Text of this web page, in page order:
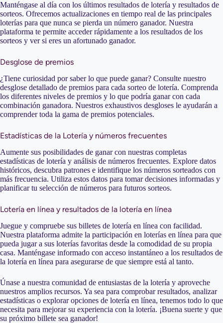
Manténgase al día con los últimos resultados de lotería y resultados de
sorteos. Ofrecemos actualizaciones en tiempo real de las principales
loterías para que nunca se pierda un número ganador. Nuestra
plataforma te permite acceder rápidamente a los resultados de los
sorteos y ver si eres un afortunado ganador.
Desglose de premios
¿Tiene curiosidad por saber lo que puede ganar? Consulte nuestro
desglose detallado de premios para cada sorteo de lotería. Comprenda
los diferentes niveles de premios y lo que podría ganar con cada
combinación ganadora. Nuestros exhaustivos desgloses le ayudarán a
comprender toda la gama de premios potenciales.
Estadísticas de la Lotería y números frecuentes
Aumente sus posibilidades de ganar con nuestras completas
estadísticas de lotería y análisis de números frecuentes. Explore datos
históricos, descubra patrones e identifique los números sorteados con
más frecuencia. Utiliza estos datos para tomar decisiones informadas y
planificar tu selección de números para futuros sorteos.
Lotería en línea y resultados de la lotería en línea
Juegue y compruebe sus billetes de lotería en línea con facilidad.
Nuestra plataforma admite la participación en loterías en línea para que
pueda jugar a sus loterías favoritas desde la comodidad de su propia
casa. Manténgase informado con acceso instantáneo a los resultados de
la lotería en línea para asegurarse de que siempre está al tanto.
Únase a nuestra comunidad de entusiastas de la lotería y aproveche
nuestros amplios recursos. Ya sea para comprobar resultados, analizar
estadísticas o explorar opciones de lotería en línea, tenemos todo lo que
necesita para mejorar su experiencia con la lotería. ¡Buena suerte y que
su próximo billete sea ganador!